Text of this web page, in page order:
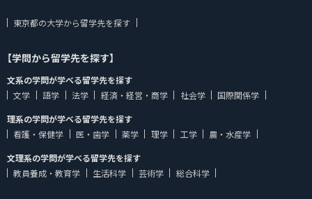
東京都の大学から留学先を探す
【学問から留学先を探す】
文系の学問が学べる留学先を探す
文学
語学 法学 経済・経営・商学 社会学
国際関係学
理系の学問が学べる留学先を探す
看護・保健学
医・歯学 薬学 理学 工学
農・水産学
文理系の学問が学べる留学先を探す
教員養成・教育学
生活科学 芸術学 総合科学